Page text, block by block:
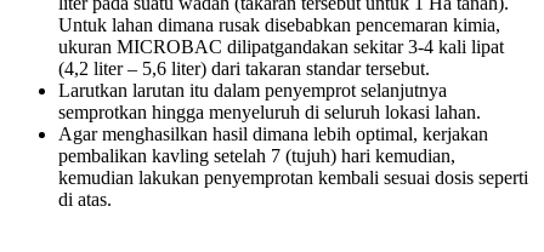
Untuk lahan dimana rusak disebabkan pencemaran kimia,
ukuran MICROBAC dilipatgandakan sekitar 3-4 kali lipat
(4,2 liter – 5,6 liter) dari takaran standar tersebut.
Larutkan larutan itu dalam penyemprot selanjutnya
semprotkan hingga menyeluruh di seluruh lokasi lahan.
Agar menghasilkan hasil dimana lebih optimal, kerjakan
pembalikan kavling setelah 7 (tujuh) hari kemudian,
kemudian lakukan penyemprotan kembali sesuai dosis seperti
di atas.